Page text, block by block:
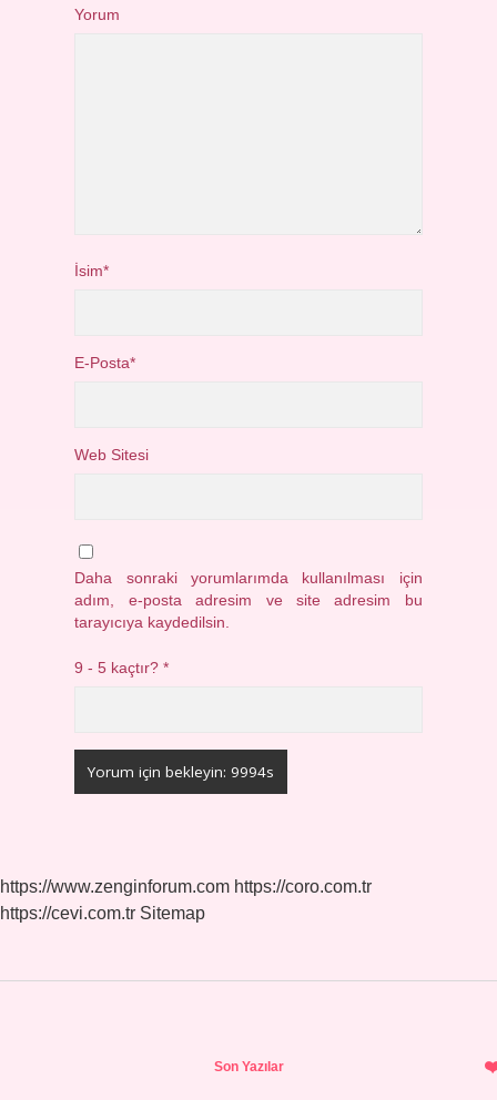
Yorum
İsim*
E-Posta*
Web Sitesi
Daha sonraki yorumlarımda kullanılması için
adım, e-posta adresim ve site adresim bu
tarayıcıya kaydedilsin.
9 - 5 kaçtır?*
https://www.zenginforum.com https://coro.com.tr
https://cevi.com.tr Sitemap
Son Yazılar